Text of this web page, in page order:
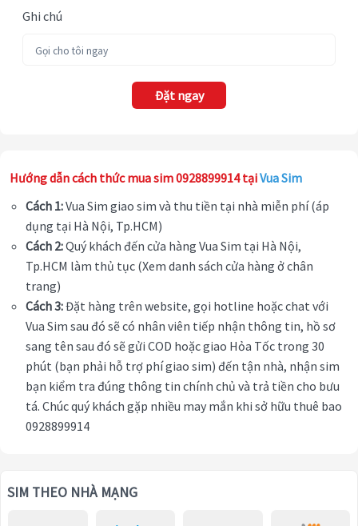
Ghi chú
Đặt ngay
Hướng dẫn cách thức mua sim 0928899914 tạiVua Sim
Cách 1:Vua Sim giao sim và thu tiền tại nhà miễn phí (áp
dụng tại Hà Nội, Tp.HCM)
Cách 2:Quý khách đến cửa hàng Vua Sim tại Hà Nội,
Tp.HCM làm thủ tục (Xem danh sách cửa hàng ở chân
trang)
Cách 3:Đặt hàng trên website, gọi hotline hoặc chat với
Vua Sim sau đó sẽ có nhân viên tiếp nhận thông tin, hồ sơ
sang tên sau đó sẽ gửi COD hoặc giao Hỏa Tốc trong 30
phút (bạn phải hỗ trợ phí giao sim) đến tận nhà, nhận sim
bạn kiểm tra đúng thông tin chính chủ và trả tiền cho bưu
tá. Chúc quý khách gặp nhiều may mắn khi sở hữu thuê bao
0928899914
SIM THEO NHÀ MẠNG